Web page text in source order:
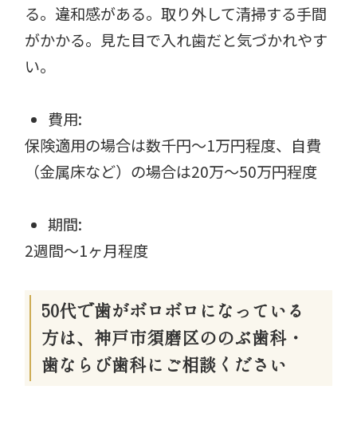
る。違和感がある。取り外して清掃する手間
がかかる。見た目で入れ歯だと気づかれやす
い。
費用:
保険適用の場合は数千円〜1万円程度、自費
（金属床など）の場合は20万〜50万円程度
期間:
2週間〜1ヶ月程度
50代で歯がボロボロになっている
方は、神戸市須磨区ののぶ歯科・
歯ならび歯科にご相談ください